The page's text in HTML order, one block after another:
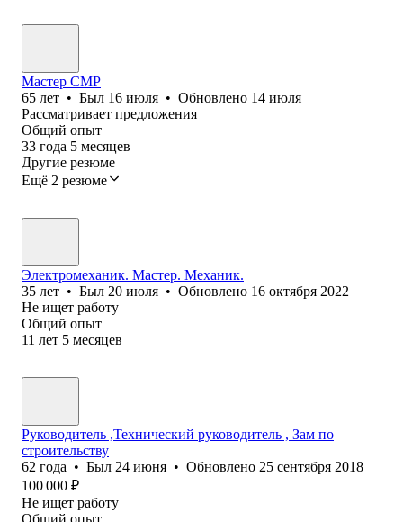
Мастер СМР
65 лет • Был 16 июля • Обновлено 14 июля
Рассматривает предложения
Общий опыт
33 года 5 месяцев
Другие резюме
Ещё 2 резюме
Электромеханик. Мастер. Механик.
35 лет • Был 20 июля • Обновлено 16 октября 2022
Не ищет работу
Общий опыт
11 лет 5 месяцев
Руководитель ,Технический руководитель , Зам по
строительству
62 года • Был 24 июня • Обновлено 25 сентября 2018
100 000 ₽
Не ищет работу
Общий опыт